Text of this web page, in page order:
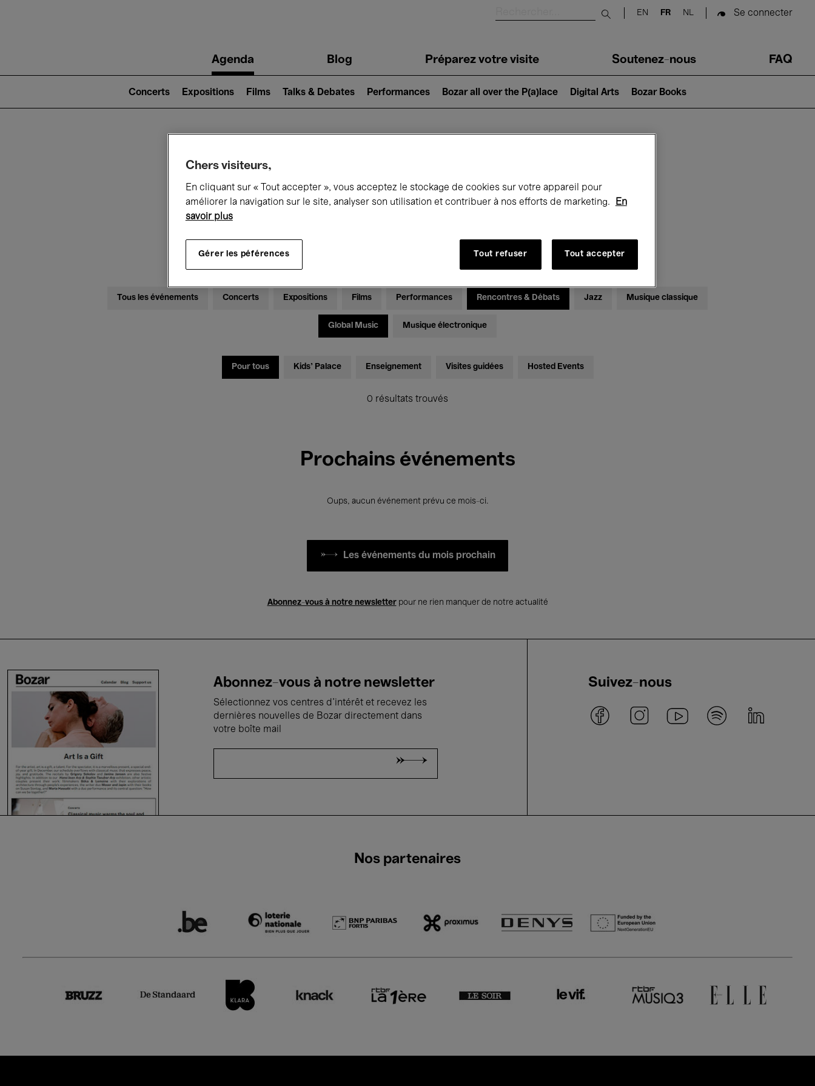
Submit search
EN FR NL Se connecter
navigationAgenda Blog Préparez votre visite Soutenez-nous FAQ
2)
Concerts Expositions Films Talks & Debates Performances Bozar all over the P(a)lace Digital Arts Bozar Books
Ce qui se passe à Bozar
Tous les événements Concerts Expositions Films Performances Rencontres & Débats Jazz Musique classique
Global Music Musique électronique
Pour tous Kids’ Palace Enseignement Visites guidées Hosted Events
0 résultats trouvés
Prochains événements
Oups, aucun événement prévu ce mois-ci.
Les événements du mois prochain
Abonnez-vous à notre newsletterpour ne rien manquer de notre actualité
Abonnez-vous à notre newsletter
Sélectionnez vos centres d'intérêt et recevez les
dernières nouvelles de Bozar directement dans
votre boîte mail
Suivez-nous
Nos partenaires
Chers visiteurs,
En cliquant sur « Tout accepter », vous acceptez le stockage de cookies sur votre appareil pour
améliorer la navigation sur le site, analyser son utilisation et contribuer à nos efforts de marketing.
En
savoir plus
Gérer les péférences Tout refuser Tout accepter